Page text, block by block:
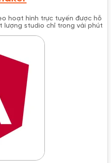
hoạt hình trực tuyến được hỗ
lượng studio chỉ trong vài phút
triệu tài sản, Animaker đã
kế số 1 thế giới năm 2024.
hoàn chỉnh từ video hoạt hình
với avatar, phù hợp cho mọi
nghiệp Fortune 500.